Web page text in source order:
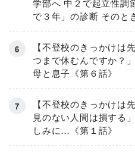
学部へ 中２で起立性調
で３年」の診断 そのと
【不登校のきっかけは
つまで休むんですか？
母と息子《第６話》
【不登校のきっかけは
見のない人間は損する
しみに…《第１話》